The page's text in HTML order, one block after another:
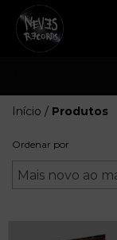
Início / Produtos
Ordenar por